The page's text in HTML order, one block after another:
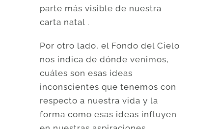
parte más visible de nuestra
carta natal .
Por otro lado, el Fondo del Cielo
nos indica de dónde venimos,
cuáles son esas ideas
inconscientes que tenemos con
respecto a nuestra vida y la
forma como esas ideas influyen